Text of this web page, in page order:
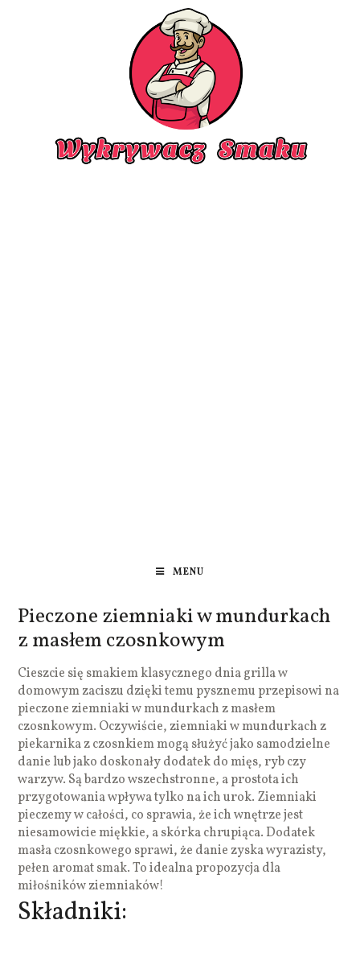
MENU
Pieczone ziemniaki w mundurkach
z masłem czosnkowym
Cieszcie się smakiem klasycznego dnia grilla w
domowym zaciszu dzięki temu pysznemu przepisowi na
pieczone ziemniaki w mundurkach z masłem
czosnkowym. Oczywiście, ziemniaki w mundurkach z
piekarnika z czosnkiem mogą służyć jako samodzielne
danie lub jako doskonały dodatek do mięs, ryb czy
warzyw. Są bardzo wszechstronne, a prostota ich
przygotowania wpływa tylko na ich urok. Ziemniaki
pieczemy w całości, co sprawia, że ich wnętrze jest
niesamowicie miękkie, a skórka chrupiąca. Dodatek
masła czosnkowego sprawi, że danie zyska wyrazisty,
pełen aromat smak. To idealna propozycja dla
miłośników ziemniaków!
Składniki: